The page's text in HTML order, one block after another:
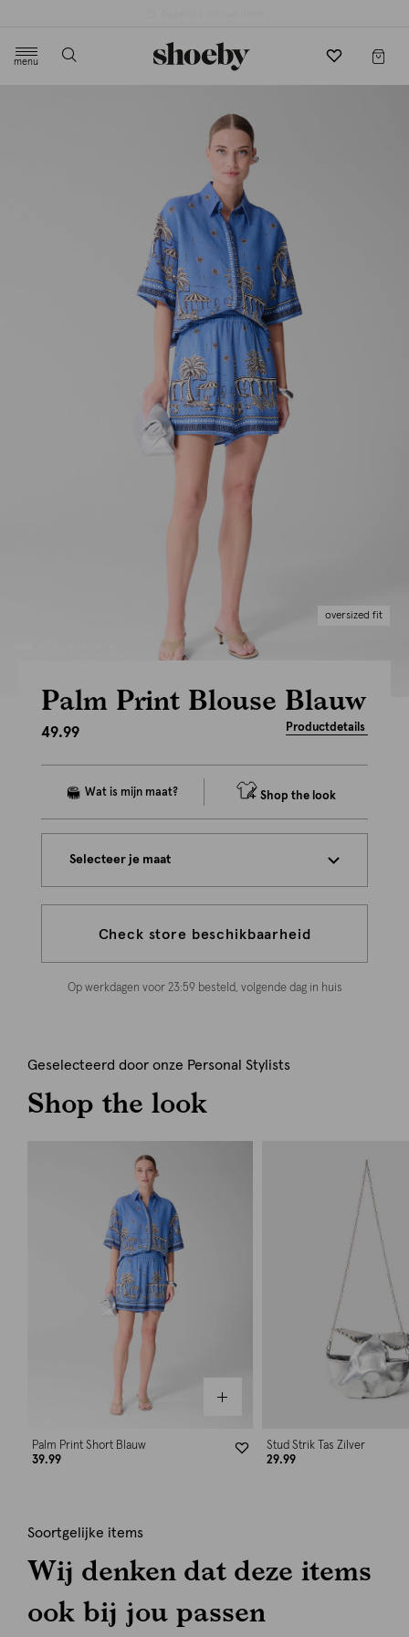
menu
oversized fit
Palm Print Blouse Blauw
49.99 Productdetails
Shop the look
Selecteer je maat
Check store beschikbaarheid
Op werkdagen voor 23:59 besteld, volgende dag in huis
Geselecteerd door onze Personal Stylists
Shop the look
Palm Print Short Blauw
39.99
Stud Strik Tas Zilver
29.99
Soortgelijke items
Wij denken dat deze items
ook bij jou passen